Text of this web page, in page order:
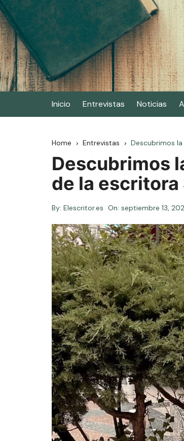
Skip
to
content
Elescritor.es
El periódico digital de los escritores
Inicio Entrevistas Noticias
Home Entrevistas Descubrimos
Descubrimos
de la escritora
By: Elescritor.es On: septiembre 13,